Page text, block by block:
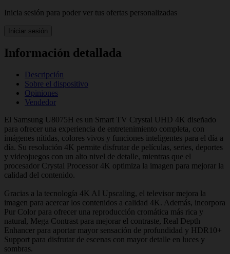
Inicia sesión para poder ver tus ofertas personalizadas
Iniciar sesión
Información detallada
Descripción
Sobre el dispositivo
Opiniones
Vendedor
El Samsung U8075H es un Smart TV Crystal UHD 4K diseñado
para ofrecer una experiencia de entretenimiento completa, con
imágenes nítidas, colores vivos y funciones inteligentes para el día a
día. Su resolución 4K permite disfrutar de películas, series, deportes
y videojuegos con un alto nivel de detalle, mientras que el
procesador Crystal Processor 4K optimiza la imagen para mejorar la
calidad del contenido.
Gracias a la tecnología 4K AI Upscaling, el televisor mejora la
imagen para acercar los contenidos a calidad 4K. Además, incorpora
Pur Color para ofrecer una reproducción cromática más rica y
natural, Mega Contrast para mejorar el contraste, Real Depth
Enhancer para aportar mayor sensación de profundidad y HDR10+
Support para disfrutar de escenas con mayor detalle en luces y
sombras.